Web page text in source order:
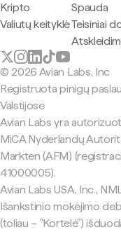
Kripto
Valiutų keityklė
Spauda
Teisiniai
© 2026 Avian Labs, Inc
Registruota pinigų
Valstijose
Avian Labs yra
MiCA Nyderlandų
Markten (AFM)
41000005).
Avian Labs USA, Inc.,
Išankstinio mokėjimo
(toliau – "Kortelė")